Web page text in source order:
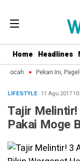
Home Headlines
Pekan Ini,
LIFESTYLE· 11 Agu 2017
Tajir
Pakai Moge